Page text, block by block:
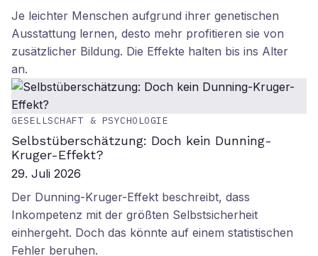
Je leichter Menschen aufgrund ihrer genetischen
Ausstattung lernen, desto mehr profitieren sie von
zusätzlicher Bildung. Die Effekte halten bis ins Alter
an.
GESELLSCHAFT & PSYCHOLOGIE
Selbstüberschätzung: Doch kein Dunning-
Kruger-Effekt?
29. Juli 2026
Der Dunning-Kruger-Effekt beschreibt, dass
Inkompetenz mit der größten Selbstsicherheit
einhergeht. Doch das könnte auf einem statistischen
Fehler beruhen.